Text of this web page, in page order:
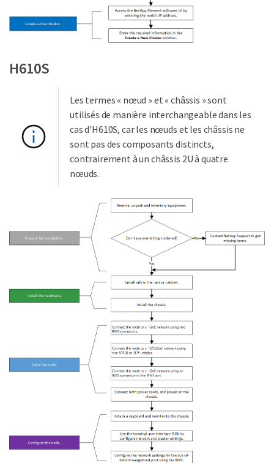
H610S
Les termes « nœud » et « châssis » sont
utilisés de manière interchangeable dans les
cas d'H610S, car les nœuds et les châssis ne
sont pas des composants distincts,
contrairement à un châssis 2U à quatre
nœuds.